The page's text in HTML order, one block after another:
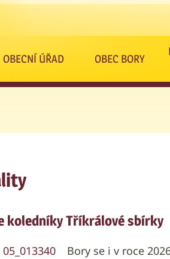
OBECNÍ ÚŘAD OBEC BORY
koledníky Tříkrálové sbírky
Bory se i v roce